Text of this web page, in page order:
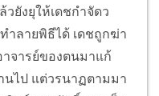
ยังยุให้เดชกำจัดว
ำลายพิธีได้ เดชถูกฆ่า
จารย์ของตนมาแก้
ไป แต่วรนาฏตามมา